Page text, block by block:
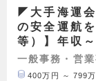
◤大手海運
の安全運航
等）】年収
一般事務・営
400万円 ～ 799万